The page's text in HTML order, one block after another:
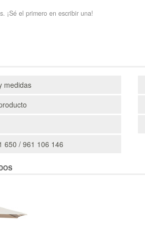
¡Sé el primero en escribir una!
medidas
650 / 961 106 146